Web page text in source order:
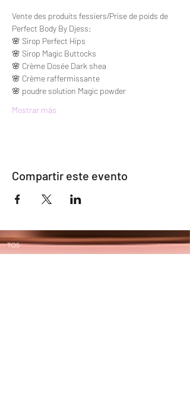
Vente des produits fessiers/Prise de poids de
Perfect Body By Djess:
🌸 Sirop Perfect Hips
🌸 Sirop Magic Buttocks
🌸 Crème Dosée Dark shea
🌸 Crème raffermissante
🌸 poudre solution Magic powder
Mostrar más
Compartir este evento
TOS